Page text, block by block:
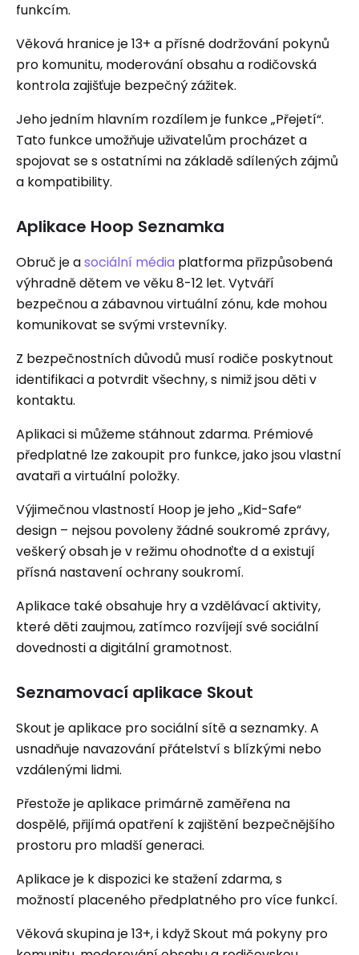
funkcím.
Věková hranice je 13+ a přísné dodržování pokynů
pro komunitu, moderování obsahu a rodičovská
kontrola zajišťuje bezpečný zážitek.
Jeho jedním hlavním rozdílem je funkce „Přejetí“.
Tato funkce umožňuje uživatelům procházet a
spojovat se s ostatními na základě sdílených zájmů
a kompatibility.
Aplikace Hoop Seznamka
Obruč je asociální média platforma přizpůsobená
výhradně dětem ve věku 8-12 let. Vytváří
bezpečnou a zábavnou virtuální zónu, kde mohou
komunikovat se svými vrstevníky.
Z bezpečnostních důvodů musí rodiče poskytnout
identifikaci a potvrdit všechny, s nimiž jsou děti v
kontaktu.
Aplikaci si můžeme stáhnout zdarma. Prémiové
předplatné lze zakoupit pro funkce, jako jsou vlastní
avataři a virtuální položky.
Výjimečnou vlastností Hoop je jeho „Kid-Safe“
design – nejsou povoleny žádné soukromé zprávy,
veškerý obsah je v režimu ohodnoťte d a existují
přísná nastavení ochrany soukromí.
Aplikace také obsahuje hry a vzdělávací aktivity,
které děti zaujmou, zatímco rozvíjejí své sociální
dovednosti a digitální gramotnost.
Seznamovací aplikace Skout
Skout je aplikace pro sociální sítě a seznamky. A
usnadňuje navazování přátelství s blízkými nebo
vzdálenými lidmi.
Přestože je aplikace primárně zaměřena na
dospělé, přijímá opatření k zajištění bezpečnějšího
prostoru pro mladší generaci.
Aplikace je k dispozici ke stažení zdarma, s
možností placeného předplatného pro více funkcí.
Věková skupina je 13+, i když Skout má pokyny pro